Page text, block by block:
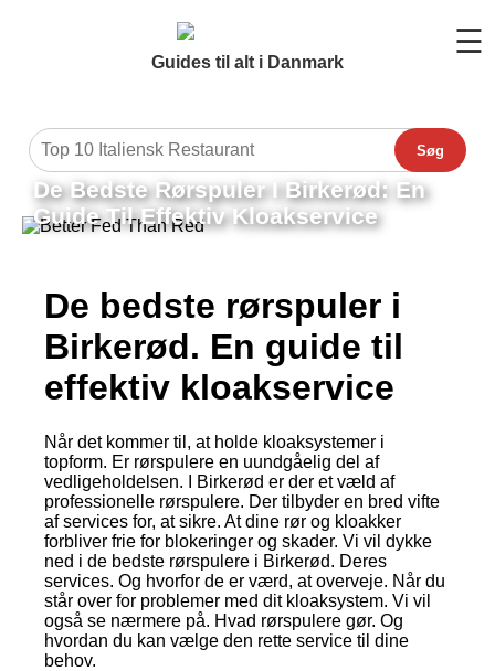
Guides til alt i Danmark
☰
Søg
De Bedste Rørspuler I Birkerød: En
Guide Til Effektiv Kloakservice
De bedste rørspuler i
Birkerød. En guide til
effektiv kloakservice
Når det kommer til, at holde kloaksystemer i
topform. Er rørspulere en uundgåelig del af
vedligeholdelsen. I Birkerød er der et væld af
professionelle rørspulere. Der tilbyder en bred vifte
af services for, at sikre. At dine rør og kloakker
forbliver frie for blokeringer og skader. Vi vil dykke
ned i de bedste rørspulere i Birkerød. Deres
services. Og hvorfor de er værd, at overveje. Når du
står over for problemer med dit kloaksystem. Vi vil
også se nærmere på. Hvad rørspulere gør. Og
hvordan du kan vælge den rette service til dine
behov.